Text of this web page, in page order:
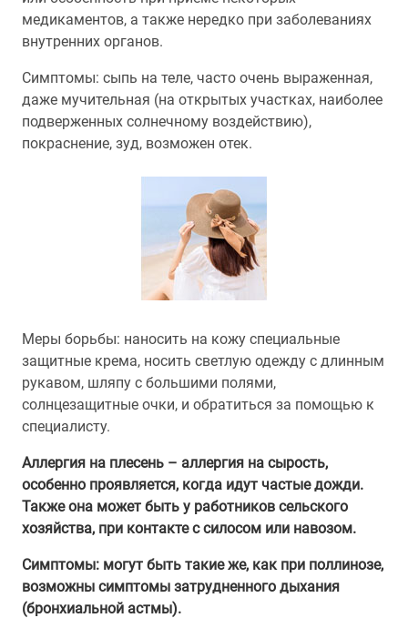
медикаментов, а также нередко при заболеваниях
внутренних органов.
Симптомы: сыпь на теле, часто очень выраженная,
даже мучительная (на открытых участках, наиболее
подверженных солнечному воздействию),
покраснение, зуд, возможен отек.
Меры борьбы: наносить на кожу специальные
защитные крема, носить светлую одежду с длинным
рукавом, шляпу с большими полями,
солнцезащитные очки, и обратиться за помощью к
специалисту.
Аллергия на плесень – аллергия на сырость,
особенно проявляется, когда идут частые дожди.
Также она может быть у работников сельского
хозяйства, при контакте с силосом или навозом.
Симптомы: могут быть такие же, как при поллинозе,
возможны симптомы затрудненного дыхания
(бронхиальной астмы).